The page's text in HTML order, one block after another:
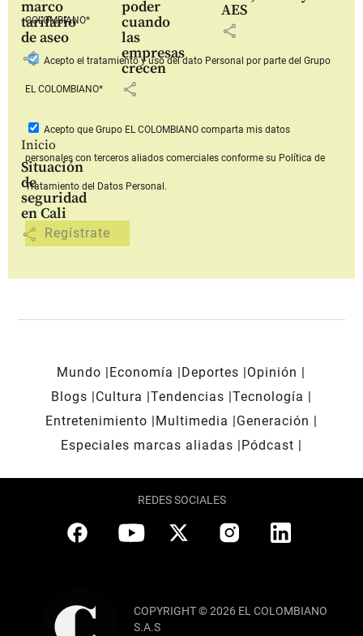
marco
tarifario
de aseo
share
poder
cuando
las
empresas
crecen
share
AES
share
Inicio
Situación
de
seguridad
en Cali
share
COLOMBIANO*
Acepto el tratamiento y uso del dato Personal por parte del Grupo
EL COLOMBIANO*
Acepto que Grupo EL COLOMBIANOcomparta mis datos
personales con terceros aliados comerciales conforme su Política de
Tratamiento del Datos Personal.
Mundo Economía Deportes
Opinión
Blogs
Cultura Tendencias Tecnología
Entretenimiento
Multimedia
Generación
Especiales marcas aliadas
Pódcast
REDES SOCIALES
COPYRIGHT © 2026 EL COLOMBIANO
S.A.S